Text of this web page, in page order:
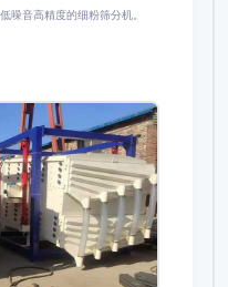
噪音高精度的细粉筛分机。